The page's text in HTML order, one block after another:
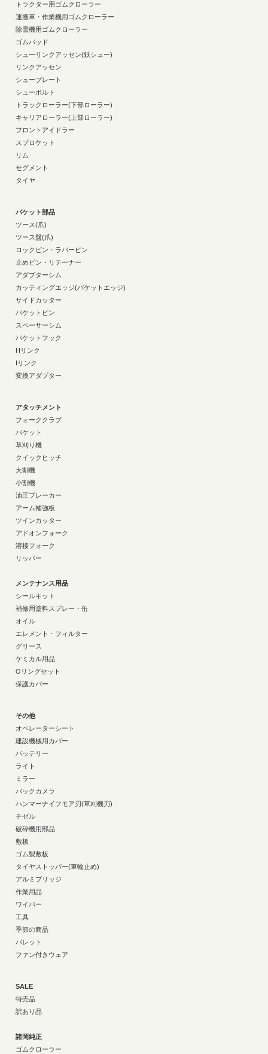
トラクター用ゴムクローラー
運搬車・作業機用ゴムクローラー
除雪機用ゴムクローラー
ゴムパッド
シューリンクアッセン(鉄シュー)
リンクアッセン
シュープレート
シューボルト
トラックローラー(下部ローラー)
キャリアローラー(上部ローラー)
フロントアイドラー
スプロケット
リム
セグメント
タイヤ
バケット部品
ツース(爪)
ツース盤(爪)
ロックピン・ラバーピン
止めピン・リテーナー
アダプターシム
カッティングエッジ(バケットエッジ)
サイドカッター
バケットピン
スペーサーシム
バケットフック
Hリンク
Iリンク
変換アダプター
アタッチメント
フォーククラブ
バケット
草刈り機
クイックヒッチ
大割機
小割機
油圧ブレーカー
アーム補強板
ツインカッター
アドオンフォーク
溶接フォーク
リッパー
メンテナンス用品
シールキット
補修用塗料スプレー・缶
オイル
エレメント・フィルター
グリース
ケミカル用品
Oリングセット
保護カバー
その他
オペレーターシート
建設機械用カバー
バッテリー
ライト
ミラー
バックカメラ
ハンマーナイフモア刃(草刈機刃)
チゼル
破砕機用部品
敷板
ゴム製敷板
タイヤストッパー(車輪止め)
アルミブリッジ
作業用品
ワイパー
工具
季節の商品
パレット
ファン付きウェア
SALE
特売品
訳あり品
諸岡純正
ゴムクローラー